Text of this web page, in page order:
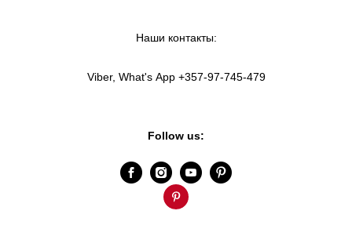
Наши контакты:
Viber, What's App +357-97-745-479
Follow us: